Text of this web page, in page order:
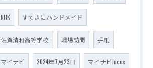
NHK すてきにハンドメイド
佐賀清和高等学校 職場訪問 手紙
マイナビ 2024年7月23日 マイナビlocus